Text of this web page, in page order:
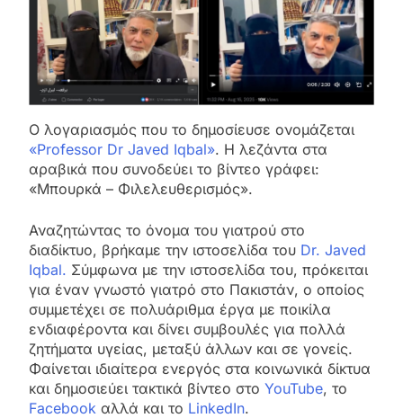
Ο λογαριασμός που το δημοσίευσε ονομάζεται
«Professor Dr Javed Iqbal». Η λεζάντα στα
αραβικά που συνοδεύει το βίντεο γράφει:
«Μπουρκά – Φιλελευθερισμός».
Αναζητώντας το όνομα του γιατρού στο
διαδίκτυο, βρήκαμε την ιστοσελίδα του Dr. Javed
Iqbal. Σύμφωνα με την ιστοσελίδα του, πρόκειται
για έναν γνωστό γιατρό στο Πακιστάν, ο οποίος
συμμετέχει σε πολυάριθμα έργα με ποικίλα
ενδιαφέροντα και δίνει συμβουλές για πολλά
ζητήματα υγείας, μεταξύ άλλων και σε γονείς.
Φαίνεται ιδιαίτερα ενεργός στα κοινωνικά δίκτυα
και δημοσιεύει τακτικά βίντεο στο YouTube, το
Facebook αλλά και το LinkedIn.